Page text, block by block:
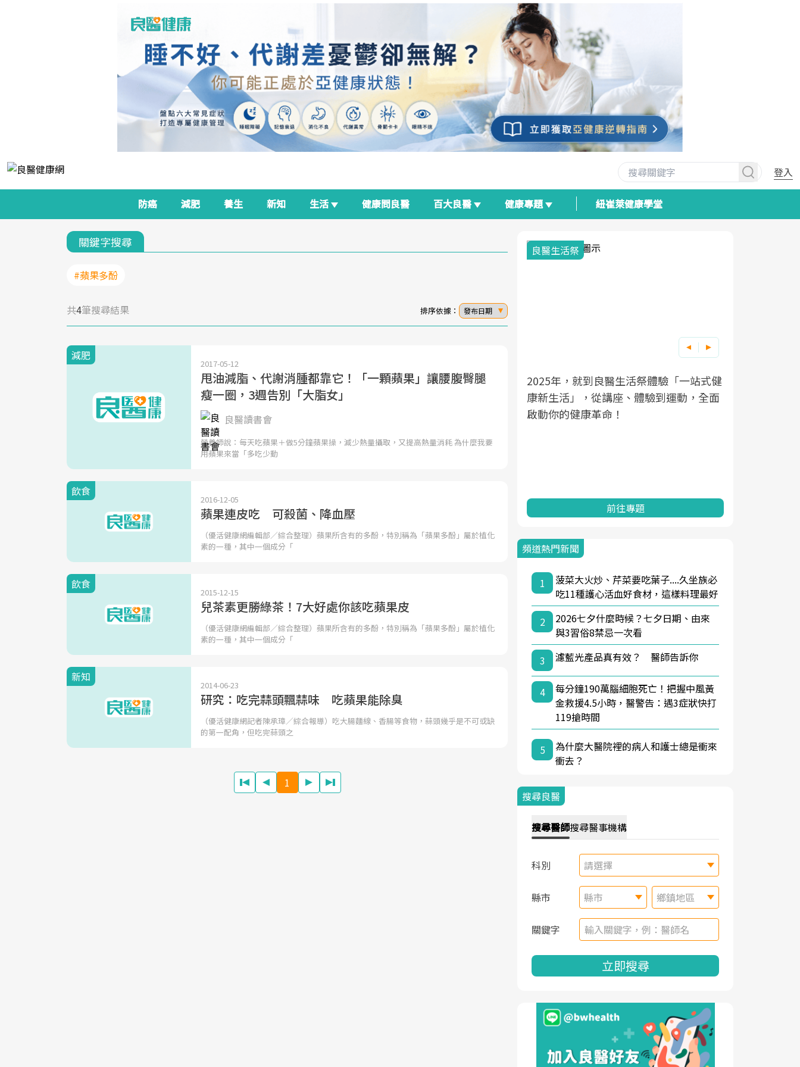
登入
防癌 減肥 養生 新知 生活 健康問良醫 百大良醫 健康專題 紐崔萊健康學堂
關鍵字搜尋
#蘋果多酚
共4筆搜尋結果 排序依據： 發布日期
減肥
2017-05-12
甩油減脂、代謝消腫都靠它！「一顆蘋果」讓腰腹臀腿
瘦一圈，3週告別「大脂女」
良醫讀書會
營養師說：每天吃蘋果＋做5分鐘蘋果操，減少熱量攝取，又提高熱量消耗 為什麼我要
用蘋果來當「多吃少動
飲食
2016-12-05
蘋果連皮吃 可殺菌、降血壓
（優活健康網編輯部／綜合整理）蘋果所含有的多酚，特別稱為「蘋果多酚」屬於植化
素的一種，其中一個成分「
飲食
2015-12-15
兒茶素更勝綠茶！7大好處你該吃蘋果皮
（優活健康網編輯部／綜合整理）蘋果所含有的多酚，特別稱為「蘋果多酚」屬於植化
素的一種，其中一個成分「
新知
2014-06-23
研究：吃完蒜頭飄蒜味 吃蘋果能除臭
（優活健康網記者陳承璋／綜合報導）吃大腸麵線、香腸等食物，蒜頭幾乎是不可或缺
的第一配角，但吃完蒜頭之
1
面對超高齡社會的浪潮，台灣正在快速邁
向「健康照護」的新時代。隨著國家政策
心議題。然而，健檢不只是醫療院所的服
良醫生活祭
2025年，就到良醫生活祭體驗「一站式健
康新生活」，從講座、體驗到運動，全面
良醫健康網從「換季的身體變化
透過醫學觀點與日常感受的對話
頻道熱門新聞
1
菠菜大火炒、芹菜要吃葉子....久坐族必
吃11種護心活血好食材，這樣料理最好
2
2026七夕什麼時候？七夕日期、由來
與3習俗8禁忌一次看
3
濾藍光產品真有效？ 醫師告訴你
4
每分鐘190萬腦細胞死亡！把握中風黃
金救援4.5小時，醫警告：遇3症狀快打
119搶時間
5
為什麼大醫院裡的病人和護士總是衝來
衝去？
搜尋良醫
搜尋醫師搜尋醫事機構
科別 請選擇
縣市 縣市 鄉鎮地區
關鍵字
立即搜尋